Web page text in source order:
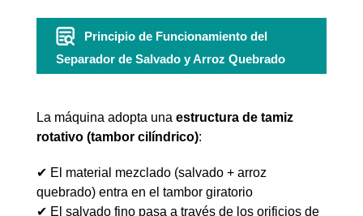
Principio de Funcionamiento del
Separador de Salvado y Arroz Quebrado
La máquina adopta una estructura de tamiz
rotativo (tambor cilíndrico):
✔ El material mezclado (salvado + arroz
quebrado) entra en el tambor giratorio
✔ El salvado fino pasa a través de los orificios de